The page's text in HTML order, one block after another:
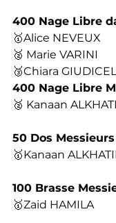
400 Nage Libre
🥇Alice NEVEUX
🥈 Marie VARINI
🥉Chiara
400 Nage Libre
🥈 Kanaan
50 Dos Messieurs
🥇Kanaan
100 Brasse
🥇Zaid HAMILA